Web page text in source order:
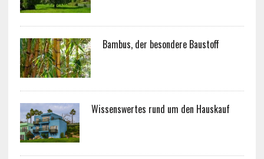
Bambus, der besondere Baustoff
Wissenswertes rund um den Hauskauf